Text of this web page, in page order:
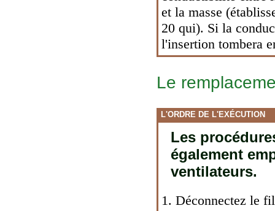
et la masse
20 qui). Si la
l'insertion tombera
Le
L'ORDRE DE L'EXÉCUTION
Les
également
ventilateurs.
1. Déconnectez le